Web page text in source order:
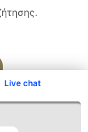
Live chat